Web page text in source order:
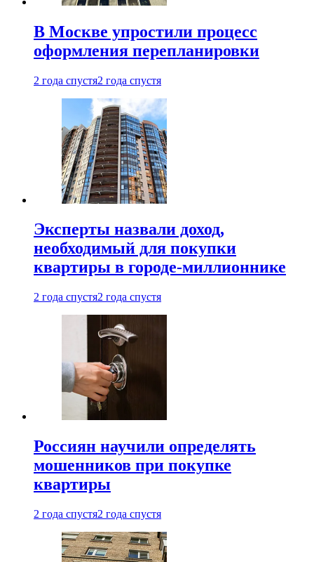
В Москве упростили процесс
оформления перепланировки
2 года спустя2 года спустя
Эксперты назвали доход,
необходимый для покупки
квартиры в городе-миллионнике
2 года спустя2 года спустя
Россиян научили определять
мошенников при покупке
квартиры
2 года спустя2 года спустя